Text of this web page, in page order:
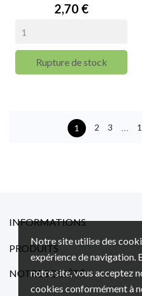
Notre site utilise des
expérience de navigation.
notre site, vous acceptez
cookies conformément à
Prix
2,70 €
Rupture de stock
1 2 3 …
INFORMATIONS
PRODUITS
NOTRE SOCIÉTÉ